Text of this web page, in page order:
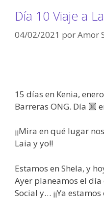
Día 10 Viaje a
04/02/2021 porAmor
15 días en Kenia,
Barreras ONG. Día 🔟
¡¡Mira en qué lugar
Laia y yo!!
Estamos en Shela, y
Ayer planeamos el día
Social y… ¡¡Ya